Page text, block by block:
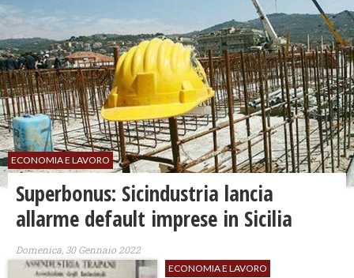
ECONOMIA E LAVORO
Superbonus: Sicindustria lancia
allarme default imprese in Sicilia
Domenica, 30 Gennaio 2022
ECONOMIA E LAVORO